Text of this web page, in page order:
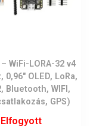
– WiFi-LORA-32 v4
0,96″ OLED, LoRa,
Bluetooth, WIFI,
GPS)
Elfogyott